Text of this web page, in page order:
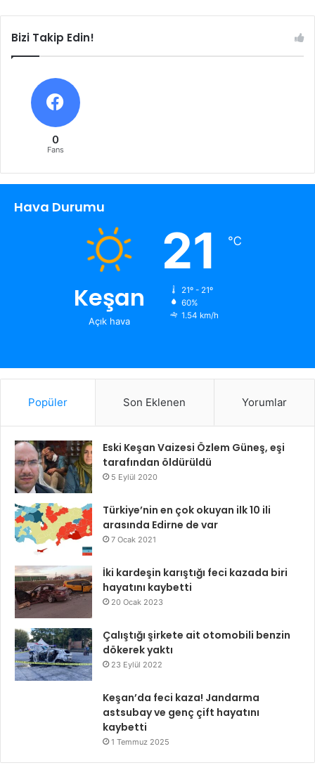
Bizi Takip Edin!
0
Fans
Hava Durumu
Keşan
Açık hava
21 ℃
21º - 21º
60%
1.54 km/h
Popüler Son Eklenen Yorumlar
Eski Keşan Vaizesi Özlem Güneş, eşi
tarafından öldürüldü
5 Eylül 2020
Türkiye’nin en çok okuyan ilk 10 ili
arasında Edirne de var
7 Ocak 2021
İki kardeşin karıştığı feci kazada biri
hayatını kaybetti
20 Ocak 2023
Çalıştığı şirkete ait otomobili benzin
dökerek yaktı
23 Eylül 2022
Keşan’da feci kaza! Jandarma
astsubay ve genç çift hayatını
kaybetti
1 Temmuz 2025